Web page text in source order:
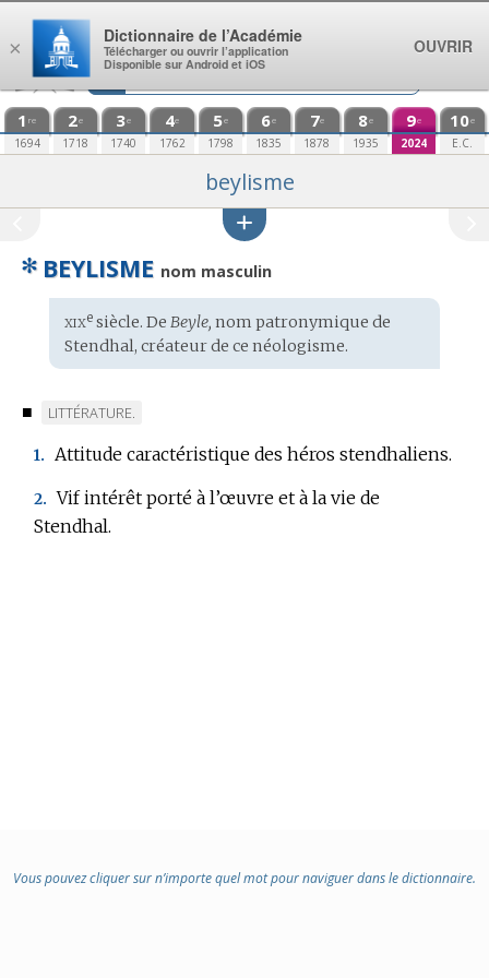
Aller au contenu
1 re
1694
2e
1718
3e
1740
4e
1762
5e
1798
6e
1835
7e
1878
8e
1935
9e
2024
10e
E.C.
beylisme
✻ BEYLISME nom masculin
Étymologie
:
xixesiècle. De Beyle, nom patronymique de
Stendhal, créateur de ce néologisme.
■
MARQUE
DOMAINE
LITTÉRATURE.
1. Attitude caractéristique des héros stendhaliens.
2. Vif intérêt porté à l’œuvre et à la vie de
Stendhal.
Vous pouvez cliquer sur n’importe quel mot pour naviguer dans le dictionnaire.
×
Dictionnaire de l’Académie
Télécharger ou ouvrir l’application
Disponible sur Android et iOS
OUVRIR